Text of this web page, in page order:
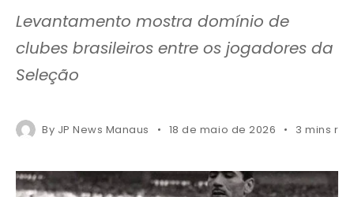
Levantamento mostra domínio de
clubes brasileiros entre os jogadores da
Seleção
By JP News Manaus 18 de maio de 2026 3 mins